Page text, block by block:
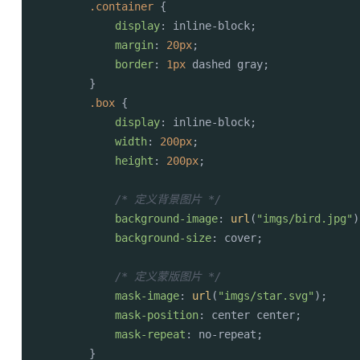
.container {
display: inline-block;
margin: 20px;
border: 1px dashed gray;
}
.box {
display: inline-block;
width: 200px;
height : 200px;
/* 定义背景图片 */
background-image: url ( "imgs/bird.jpg"
background-size: cover;
/* 定义蒙版图片 */
mask-image: url ( "imgs/star.svg" );
mask-position: center center;
mask-repeat : no-repeat;
}